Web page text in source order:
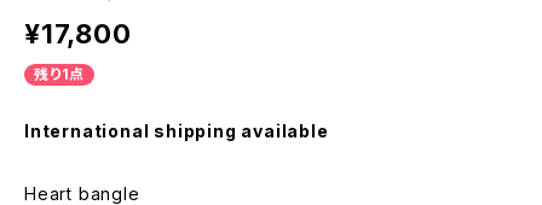
¥17,800
残り1点
International shipping available
Heart bangle